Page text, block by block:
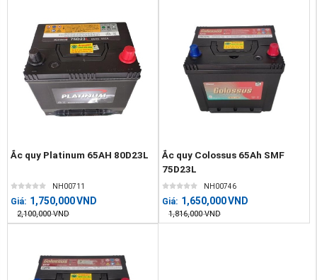
Ắc quy Platinum 65AH 80D23L
NH00711
Giá: 1,750,000VND
2,100,000 VND
Ắc quy Colossus 65Ah SMF
75D23L
NH00746
Giá: 1,650,000VND
1,816,000 VND